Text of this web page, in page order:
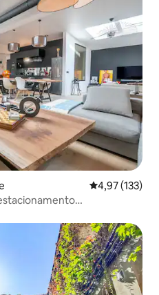
dos hóspedes
4,97 de uma
4,97 (133)